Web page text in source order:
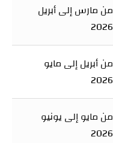
من مارس إلى أبريل
2026
من أبريل إلى مايو
2026
من مايو إلى يونيو
2026